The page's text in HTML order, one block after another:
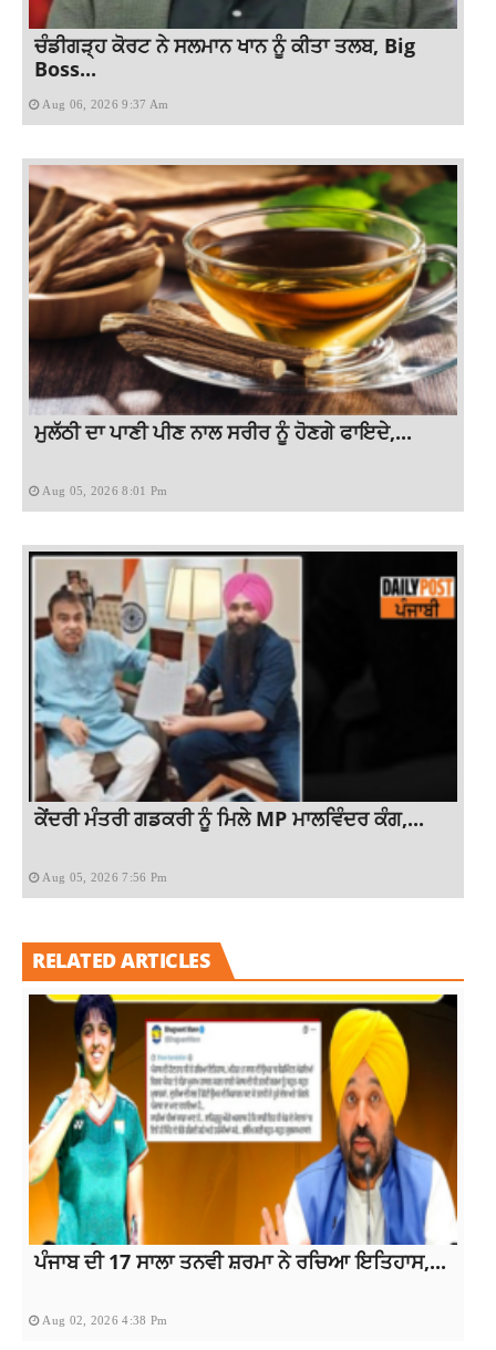
ਚੰਡੀਗੜ੍ਹ ਕੋਰਟ ਨੇ ਸਲਮਾਨ ਖਾਨ ਨੂੰ ਕੀਤਾ ਤਲਬ, Big
Boss...
Aug 06, 2026 9:37 Am
ਮੁਲੱਠੀ ਦਾ ਪਾਣੀ ਪੀਣ ਨਾਲ ਸਰੀਰ ਨੂੰ ਹੋਣਗੇ ਫਾਇਦੇ,...
Aug 05, 2026 8:01 Pm
ਕੇਂਦਰੀ ਮੰਤਰੀ ਗਡਕਰੀ ਨੂੰ ਮਿਲੇ MP ਮਾਲਵਿੰਦਰ ਕੰਗ,...
Aug 05, 2026 7:56 Pm
RELATED ARTICLES
ਪੰਜਾਬ ਦੀ 17 ਸਾਲਾ ਤਨਵੀ ਸ਼ਰਮਾ ਨੇ ਰਚਿਆ ਇਤਿਹਾਸ,...
Aug 02, 2026 4:38 Pm